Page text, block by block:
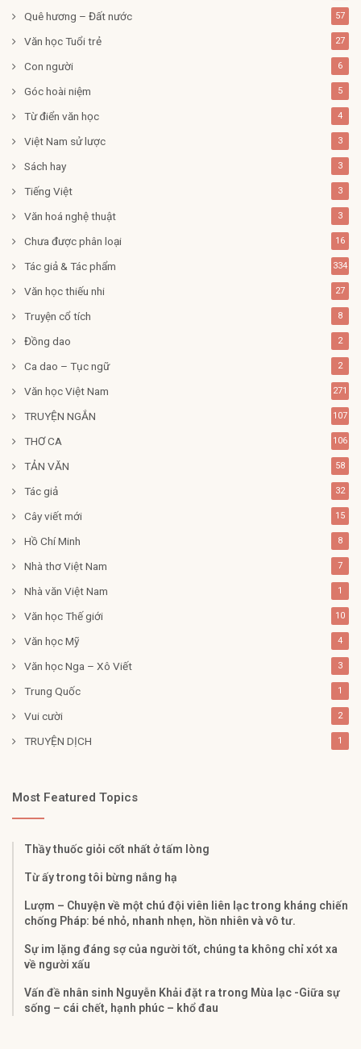
Quê hương – Đất nước 57
Văn học Tuổi trẻ 27
Con người 6
Góc hoài niệm 5
Từ điển văn học 4
Việt Nam sử lược 3
Sách hay 3
Tiếng Việt 3
Văn hoá nghệ thuật 3
Chưa được phân loại 16
Tác giả & Tác phẩm 334
Văn học thiếu nhi 27
Truyện cổ tích 8
Đồng dao 2
Ca dao – Tục ngữ 2
Văn học Việt Nam 271
TRUYỆN NGẮN 107
THƠ CA 106
TẢN VĂN 58
Tác giả 32
Cây viết mới 15
Hồ Chí Minh 8
Nhà thơ Việt Nam 7
Nhà văn Việt Nam 1
Văn học Thế giới 10
Văn học Mỹ 4
Văn học Nga – Xô Viết 3
Trung Quốc 1
Vui cười 2
TRUYỆN DỊCH 1
Most Featured Topics
Thầy thuốc giỏi cốt nhất ở tấm lòng
Từ ấy trong tôi bừng nắng hạ
Lượm – Chuyện về một chú đội viên liên lạc trong kháng chiến
chống Pháp: bé nhỏ, nhanh nhẹn, hồn nhiên và vô tư.
Sự im lặng đáng sợ của người tốt, chúng ta không chỉ xót xa
về người xấu
Vấn đề nhân sinh Nguyễn Khải đặt ra trong Mùa lạc -Giữa sự
sống – cái chết, hạnh phúc – khổ đau